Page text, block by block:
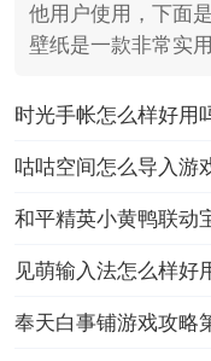
他用户使用，下面
壁纸是一款非常实
时光手帐怎么样好用
咕咕空间怎么导入游
见萌输入法怎么样好